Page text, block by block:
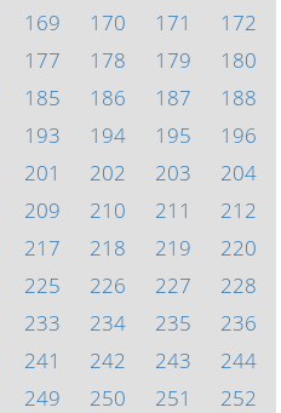
169 170 171
172
177 178 179
180
185 186 187
188
193 194 195
196
201 202 203
204
209 210 211
212
217 218 219
220
225 226 227
228
233 234 235
236
241 242 243
244
249 250 251
252